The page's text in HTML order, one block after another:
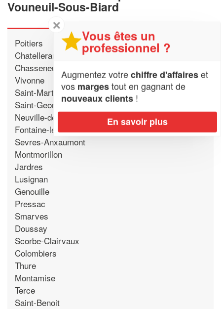
Vouneuil-Sous-Biard
Poitiers
Chatellerault
Chasseneuil-du-Poitou
Vivonne
Saint-Martin-la-Pallu
Saint-Georges-les-Baillargeaux
Neuville-de-Poitou
Fontaine-le-Comte
Sevres-Anxaumont
Montmorillon
Jardres
Lusignan
Genouille
Pressac
Smarves
Doussay
Scorbe-Clairvaux
Colombiers
Thure
Montamise
Terce
Saint-Benoit
✕
Vous êtes un
professionnel ?
Augmentez votrechiffre d'affaireset
vos margestout en gagnant de
nouveaux clients !
En savoir plus